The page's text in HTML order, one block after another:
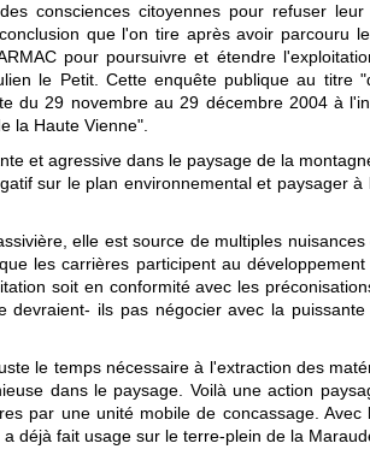
consciences citoyennes pour refuser leur
que l'on tire après avoir parcouru
pour poursuivre et étendre
le Petit. Cette enquête publique au titre
du 29 novembre au 29 décembre 2004 à
la Haute Vienne".
et agressive dans le paysage de la
sur le plan environnemental et paysager à
elle est source de multiples
les carrières participent au développement
soit en conformité avec les
ils pas négocier avec la
le temps nécessaire à l'extraction des
dans le paysage. Voilà une action
par une unité mobile de concassage.
déjà fait usage sur le terre-plein de la